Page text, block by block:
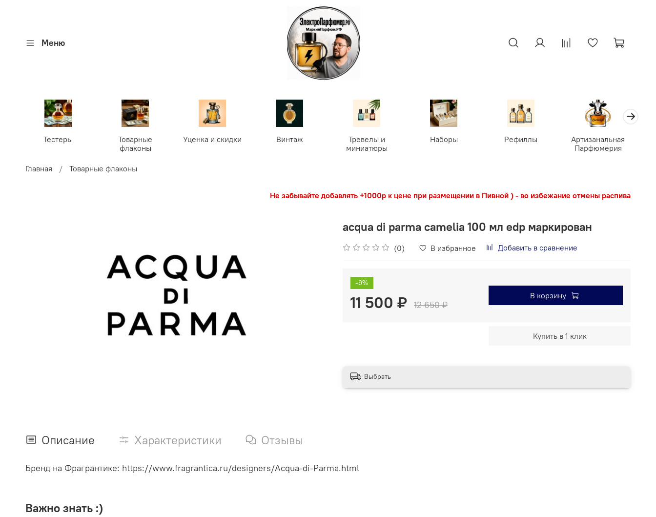
Меню
Тестеры
Товарные
флаконы
Уценка и скидки Винтаж
Тревелы и
миниатюры
Наборы Рефиллы
Артизанальная
Парфюмерия
Главная Товарные флаконы
Не забывайте добавлять +1000р к цене при размещении в Пивной ) - во избежание отмены распива
acqua di parma camelia 100 мл edp маркирован
(0) В избранное Добавить в сравнение
-9%
11 500 ₽ 12 650 ₽
В корзину
Купить в 1 клик
Выбрать
Описание Характеристики Отзывы
Бренд на Фрагрантике: https://www.fragrantica.ru/designers/Acqua-di-Parma.html
Важно знать :)